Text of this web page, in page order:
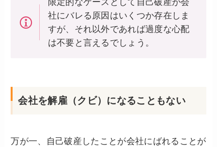
社にバレる原因はいくつか存在しま
すが、それ以外であれば過度な心配
は不要と言えるでしょう。
会社を解雇（クビ）になることもない
万が一、自己破産したことが会社にばれることが